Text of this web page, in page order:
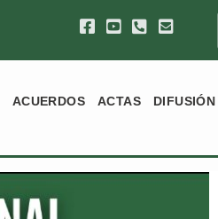
ACUERDOS ACTAS DIFUSIÓN